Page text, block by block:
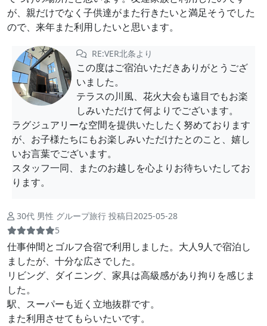
が、親だけでなく子供達がまた行きたいと満足そうでした
ので、来年また利用したいと思います。
RE:VER北条より
この度はご宿泊いただきありがとうござ
いました。
テラスの川風、花火大会も遠目でもお楽
しみいただけて何よりでございます。
ラグジュアリーな空間を提供いたしたく努めております
が、お子様たちにもお楽しみいただけたとのこと、嬉し
いお言葉でございます。
スタッフ一同、またのお越しを心よりお待ちいたしてお
ります。
30代 男性 グループ旅行 投稿日2025-05-28
5
仕事仲間とゴルフ合宿で利用しました。大人9人で宿泊し
ましたが、十分な広さでした。
リビング、ダイニング、家具は高級感があり拘りを感じま
した。
駅、スーパーも近く立地抜群です。
また利用させてもらいたいです。